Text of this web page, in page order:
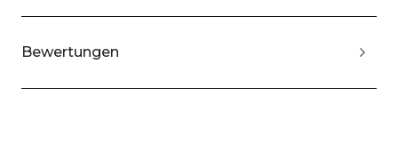
Bewertungen